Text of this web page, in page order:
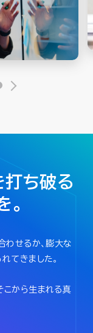
打ち破る
。
わせるか、膨大な
てきました。
こから生まれる真